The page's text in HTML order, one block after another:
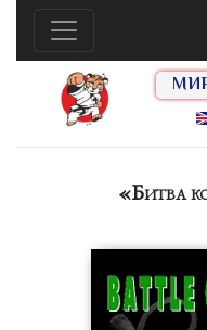
«Битва